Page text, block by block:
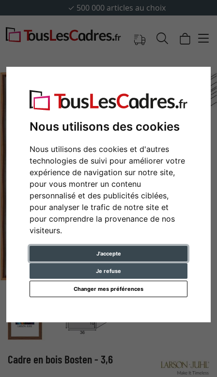
Nous utilisons des cookies
Nous utilisons des cookies et d'autres
technologies de suivi pour améliorer votre
expérience de navigation sur notre site,
pour vous montrer un contenu
personnalisé et des publicités ciblées,
pour analyser le trafic de notre site et
pour comprendre la provenance de nos
visiteurs.
J'accepte
Je refuse
Changer mes préférences
500 000 articles au choix
Retour
Cadre en bois Bosten - 3,6